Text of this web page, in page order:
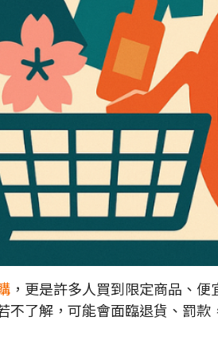
，更是許多人買到限定商品、
不了解，可能會面臨退貨、罰